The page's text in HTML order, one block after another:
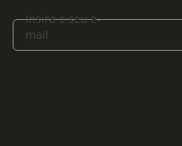
Insira o seu e-
mail